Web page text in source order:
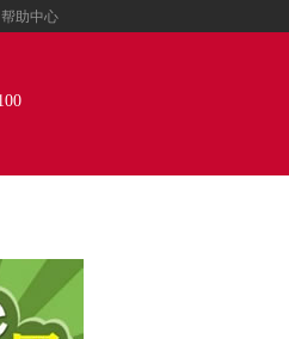
帮助中心